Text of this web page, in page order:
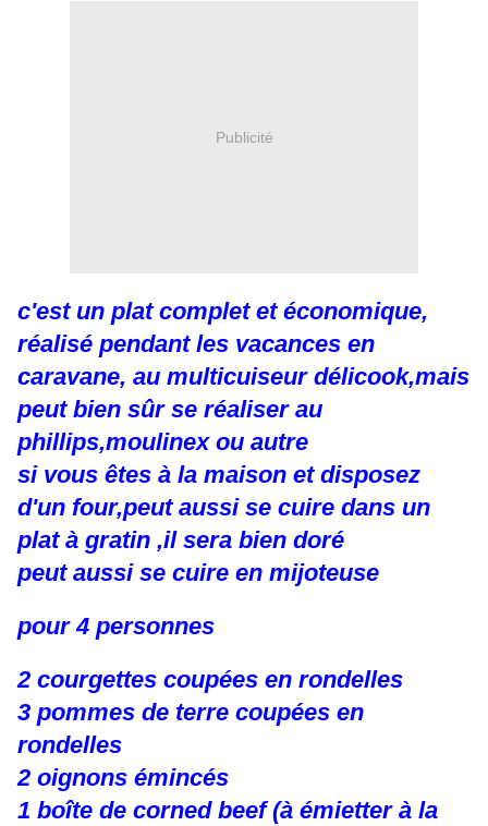
Publicité
c'est un plat complet et économique,
réalisé pendant les vacances en
caravane, au multicuiseur délicook,mais
peut bien sûr se réaliser au
phillips,moulinex ou autre
si vous êtes à la maison et disposez
d'un four,peut aussi se cuire dans un
plat à gratin ,il sera bien doré
peut aussi se cuire en mijoteuse
pour 4 personnes
2 courgettes coupées en rondelles
3 pommes de terre coupées en
rondelles
2 oignons émincés
1 boîte de corned beef (à émietter à la